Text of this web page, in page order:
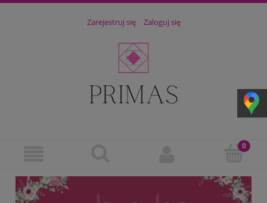
Zarejestruj się Zaloguj się